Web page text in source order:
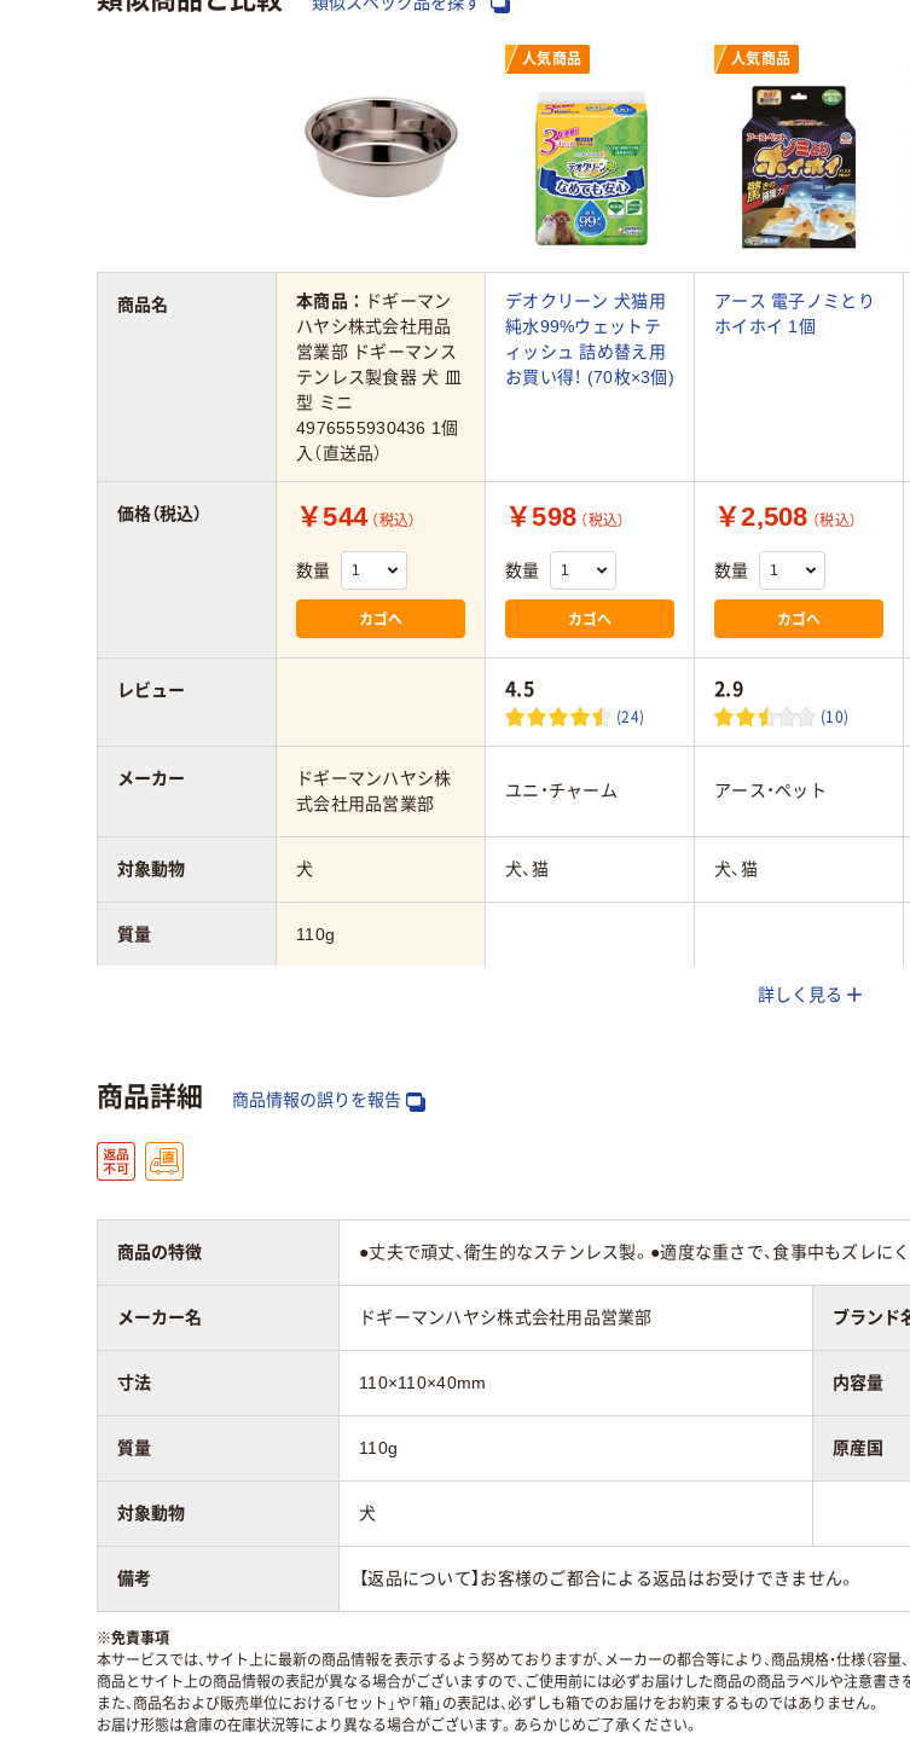
人気商品 人気商品
本商品： ドギーマン
ハヤシ株式会社用品
営業部 ドギーマンス
テンレス製食器 犬 皿
型 ミニ
4976555930436 1個
入（直送品）
デオクリーン 犬猫用
純水99%ウェットテ
ィッシュ 詰め替え用
お買い得！ (70枚×3個)
アース 電子ノミとり
ホイホイ 1個
￥544 （税込）
数量
カゴへ
￥598 （税込）
数量
カゴへ
￥2,508 （税込）
数量
カゴへ
4.5
(24)
2.9
(10)
ドギーマンハヤシ株
式会社用品営業部
ユニ・チャーム アース・ペット
犬 犬、猫 犬、猫
110g
商品名
価格（税込）
レビュー
メーカー
対象動物
質量
詳しく見る
商品詳細 商品情報の誤りを報告
商品の特徴 ●丈夫で頑丈、衛生的なステンレス製。●適度な重さで、食事中もズレにく
メーカー名 ドギーマンハヤシ株式会社用品営業部 ブランド
寸法 110×110×40mm 内容量
質量 110g 原産国
対象動物 犬
備考 【返品について】お客様のご都合による返品はお受けできません。
※免責事項
本サービスでは、サイト上に最新の商品情報を表示するよう努めておりますが、メーカーの都合等により、商品規格・仕様（容
商品とサイト上の商品情報の表記が異なる場合がございますので、ご使用前には必ずお届けした商品の商品ラベルや注意書
また、商品名および販売単位における「セット」や「箱」の表記は、必ずしも箱でのお届けをお約束するものではありません。
お届け形態は倉庫の在庫状況等により異なる場合がございます。あらかじめご了承ください。